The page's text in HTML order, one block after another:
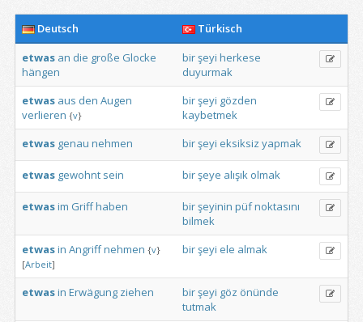
Deutsch
Türkisch
etwas an die große Glocke
hängen
birşeyi herkese
duyurmak
etwas aus den Augen
verlieren {v}
birşeyi gözden
kaybetmek
etwas genau nehmen birşeyi eksiksiz yapmak
etwas gewohnt sein birşeye alışık olmak
etwasim Griffhaben birşeyinin püfnoktasını
bilmek
etwasin Angriffnehmen {v}
[Arbeit]
birşeyi ele almak
etwasin Erwägung ziehen birşeyi göz önünde
tutmak